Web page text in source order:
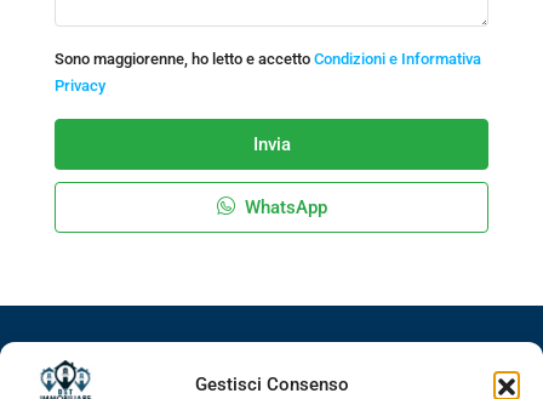
Gestisci Consenso
Sono maggiorenne, ho letto e accetto Condizioni e Informativa
Privacy
Invia
WhatsApp